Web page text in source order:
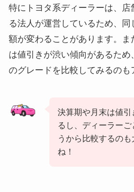
特にトヨタ系ディーラーは、店
る法人が運営しているため、同
額が変わることがあります。ま
は値引きが渋い傾向があるため
のグレードを比較してみるのも
決算期や月末は値引
るし、ディーラー
うから比較するの
ね！